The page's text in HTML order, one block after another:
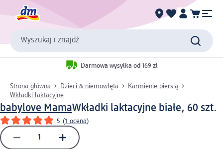
Wyszukaj i znajdź
Darmowa wysyłka od 169 zł
Strona główna Dzieci & niemowlęta
Karmienie piersią
Wkładki laktacyjne
babylove MamaWkładki laktacyjne białe, 60 szt.
5 (1 ocena)